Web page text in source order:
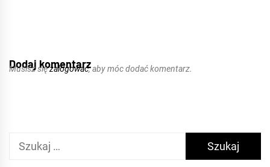
Dodaj komentarz
Musisz sięzalogować, aby móc dodać komentarz.
Szukaj: